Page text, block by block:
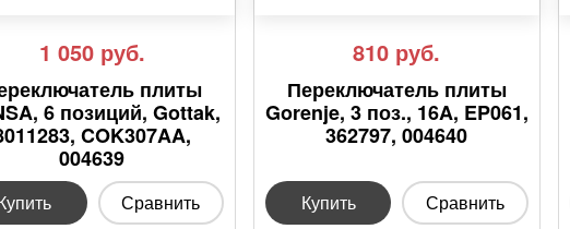
1 050 руб.
плиты
6 позиций, Gottak,
COK307AA,
004639
Сравнить
810 руб.
Переключатель плиты
Gorenje, 3 поз., 16A, EP061,
362797, 004640
Купить Сравнить